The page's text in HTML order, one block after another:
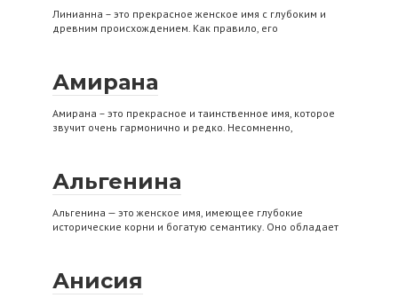
Линианна – это прекрасное женское имя с глубоким и
древним происхождением. Как правило, его
Амирана
Амирана – это прекрасное и таинственное имя, которое
звучит очень гармонично и редко. Несомненно,
Альгенина
Альгенина — это женское имя, имеющее глубокие
исторические корни и богатую семантику. Оно обладает
Анисия